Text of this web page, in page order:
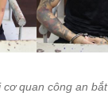
cơ quan công an